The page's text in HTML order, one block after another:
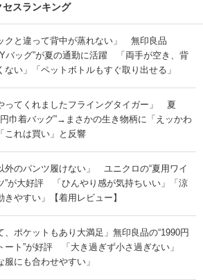
セスランキング
クと違って背中が蒸れない」 無印良品
バッグ”が夏の通勤に活躍 「両手が空き、背
ない」「ペットボトルもすぐ取り出せる」
ってくれましたフライングタイガー」 夏
円巾着バッグ”→まさかの生き物柄に「えッかわ
これは買い」と反響
外のパンツ履けない」 ユニクロの“夏用ワイ
”が大好評 「ひんやり感が気持ちいい」「涼
きやすい」【着用レビュー】
、ポケットもあり大満足」無印良品の“1990円
ート”が好評 「大き過ぎず小さ過ぎない」
服にも合わせやすい」